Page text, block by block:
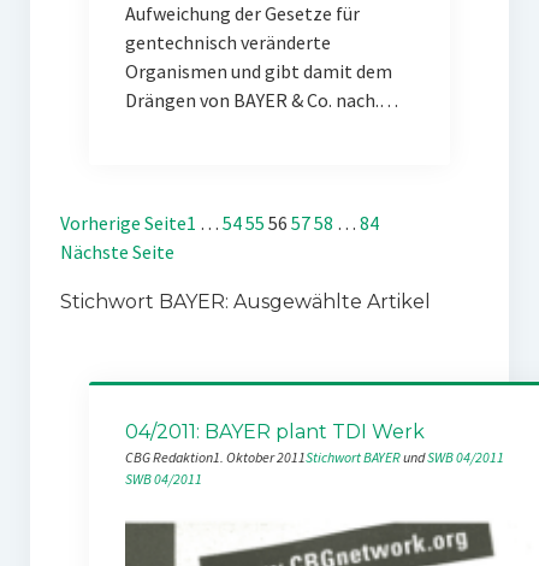
Aufweichung der Gesetze für
gentechnisch veränderte
Organismen und gibt damit dem
Drängen von BAYER & Co. nach.…
Vorherige Seite1 … 5455 56 5758 … 84
Nächste Seite
Stichwort BAYER: Ausgewählte Artikel
04/2011: BAYER plant TDI Werk
CBG Redaktion1. Oktober 2011Stichwort BAYER und SWB 04/2011
SWB 04/2011